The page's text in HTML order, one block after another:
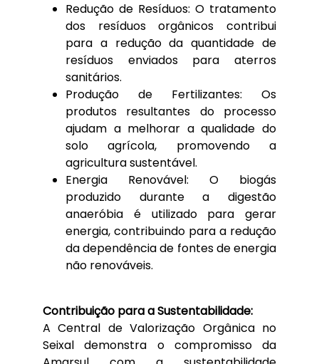
Redução de Resíduos: O tratamento
dos resíduos orgânicos contribui
para a redução da quantidade de
resíduos enviados para aterros
sanitários.
Produção de Fertilizantes: Os
produtos resultantes do processo
ajudam a melhorar a qualidade do
solo agrícola, promovendo a
agricultura sustentável.
Energia Renovável: O biogás
produzido durante a digestão
anaeróbia é utilizado para gerar
energia, contribuindo para a redução
da dependência de fontes de energia
não renováveis.
Contribuição para a Sustentabilidade:
A Central de Valorização Orgânica no
Seixal demonstra o compromisso da